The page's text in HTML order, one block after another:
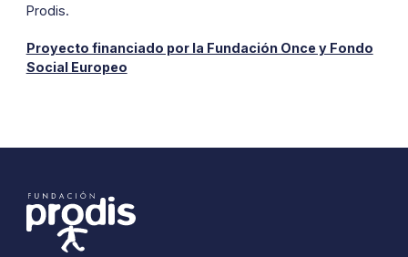
Prodis.
Proyecto financiado por la Fundación Once y Fondo
Social Europeo